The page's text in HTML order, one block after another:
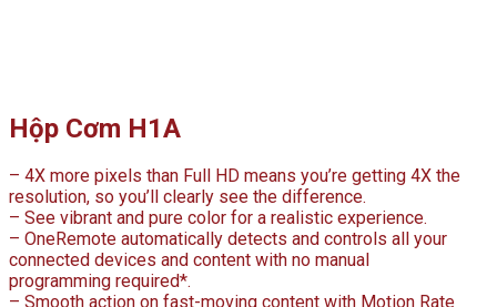
Hộp Cơm H1A
– 4X more pixels than Full HD means you’re getting 4X the
resolution, so you’ll clearly see the difference.
– See vibrant and pure color for a realistic experience.
– OneRemote automatically detects and controls all your
connected devices and content with no manual
programming required*.
– Smooth action on fast-moving content with Motion Rate